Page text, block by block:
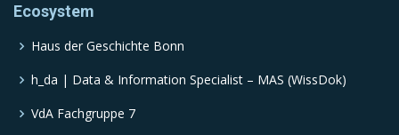
Ecosystem
Haus der Geschichte Bonn
h_da | Data & Information Specialist – MAS (WissDok)
VdA Fachgruppe 7